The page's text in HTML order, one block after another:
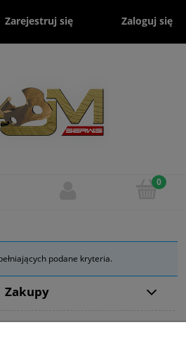
Zarejestruj się Zaloguj się
podane kryteria.
Zakupy
Pomoc